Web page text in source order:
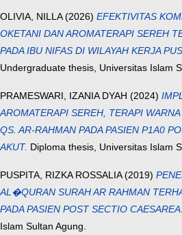
OLIVIA, NILLA(2026) EFEKTIVITAS
OKETANI DAN AROMATERAPI SEREH
PADA IBU NIFAS DI WILAYAH KERJA
Undergraduate thesis, Universitas Islam
PRAMESWARI, IZANIA DYAH (2024)
AROMATERAPI SEREH, TERAPI
QS. AR-RAHMAN PADA PASIEN P1A0
AKUT. Diploma thesis, Universitas Islam
PUSPITA, RIZKA ROSSALIA(2019)
AL�QURAN SURAH AR RAHMAN
PADA PASIEN POST SECTIO CAESAREA.
Islam Sultan Agung.